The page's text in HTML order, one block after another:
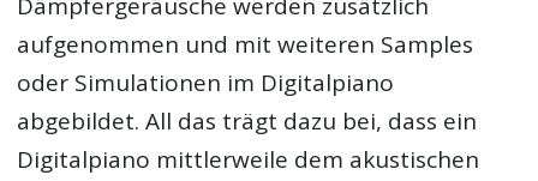
aufgenommen und mit weiteren Samples
oder Simulationen im Digitalpiano
abgebildet. All das trägt dazu bei, dass ein
Digitalpiano mittlerweile dem akustischen